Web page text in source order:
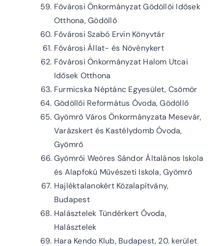
Fővárosi Önkormányzat Gödöllői Idősek
Otthona, Gödöllő
Fővárosi Szabó Ervin Könyvtár
Fővárosi Állat- és Növénykert
Fővárosi Önkormányzat Halom Utcai
Idősek Otthona
Furmicska Néptánc Egyesület, Csömör
Gödöllői Református Óvoda, Gödöllő
Gyömrő Város Önkormányzata Mesevár,
Varázskert és Kastélydomb Óvoda,
Gyömrő
Gyömrői Weöres Sándor Általános Iskola
és Alapfokú Művészeti Iskola, Gyömrő
Hajléktalanokért Közalapítvány,
Budapest
Halásztelek Tündérkert Óvoda,
Halásztelek
Hara Kendo Klub, Budapest, 20. kerület